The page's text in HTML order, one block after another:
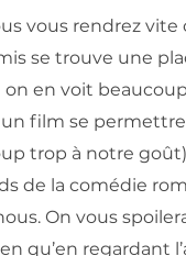
vous rendrez vite
se trouve une
en voit
film se
trop à notre
de la comédie
On vous
qu’en regardant